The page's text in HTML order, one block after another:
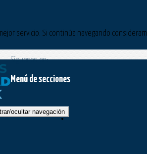
servicio. Si continúa navegando
Síguenos en:
Menú de secciones
ocultar navegación